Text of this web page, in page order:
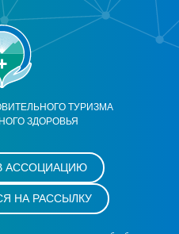
ТУРИЗМА
ЗДОРОВЬЯ
АССОЦИАЦИЮ
НА РАССЫЛКУ